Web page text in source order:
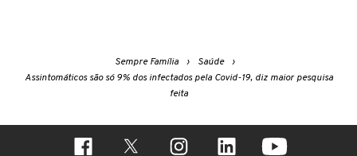
Sempre Família
Saúde
Assintomáticos são só 9% dos infectados pela Covid-19, diz maior pesquisa
feita